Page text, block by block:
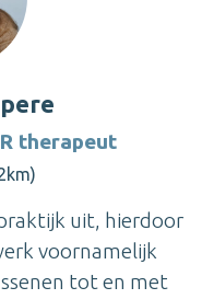
therapeut
uit, hierdoor
voornamelijk
tot en met